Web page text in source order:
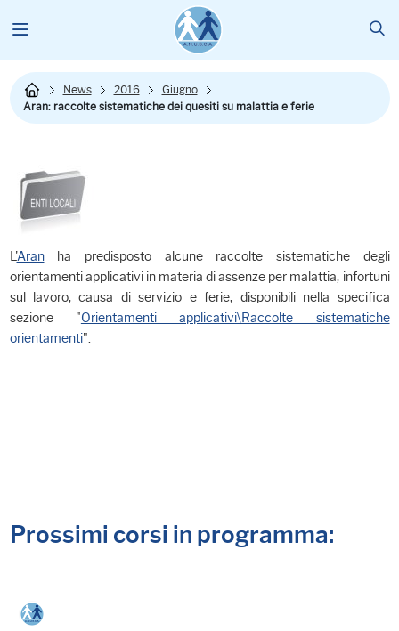
News 2016
Giugno
Aran: raccolte sistematiche dei quesiti su malattia e ferie
L'Aranha predisposto alcune raccolte sistematiche degli
orientamenti applicativi in materia di assenze per malattia, infortuni
sul lavoro, causa di servizio e ferie, disponibili nella specifica
sezione "Orientamenti applicativi\Raccolte sistematiche
orientamenti".
Prossimi corsi in programma: